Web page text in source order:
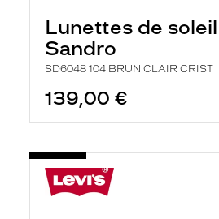
Lunettes de soleil
Sandro
SD6048 104 BRUN CLAIR CRIST
139,00 €